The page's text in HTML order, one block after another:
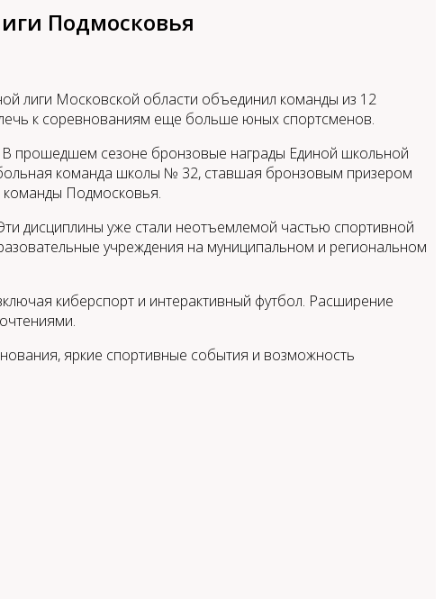
Подмосковья
лиги Московской области объединил команды из 12
к соревнованиям еще больше юных спортсменов.
прошедшем сезоне бронзовые награды Единой школьной
команда школы № 32, ставшая бронзовым призером
Подмосковья.
дисциплины уже стали неотъемлемой частью спортивной
учреждения на муниципальном и региональном
киберспорт и интерактивный футбол. Расширение
яркие спортивные события и возможность